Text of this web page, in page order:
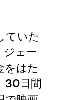
ていた
ジェー
をはた
30日間